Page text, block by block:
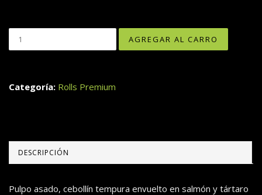
Categoría: Rolls Premium
DESCRIPCIÓN
Pulpo asado, cebollín tempura envuelto en salmón y tártaro